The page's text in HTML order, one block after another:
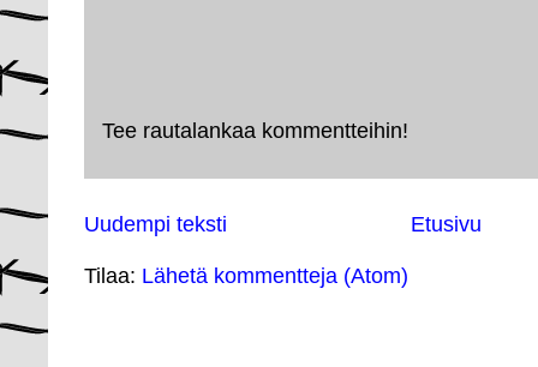
Tee rautalankaa kommentteihin!
Uudempi teksti Etusivu
Tilaa: Lähetä kommentteja (Atom)